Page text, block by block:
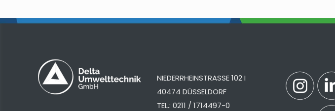
NIEDERRHEINSTRASSE 102 I
40474 DÜSSELDORF
TEL.: 0211 / 1714497-0